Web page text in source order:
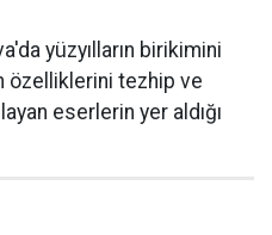
yüzyılların birikimini
özelliklerini tezhip ve
eserlerin yer aldığı